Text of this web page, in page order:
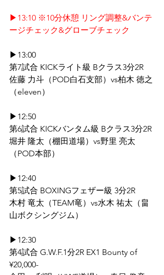
▶13:10 ※10分休憩 リング調整&バンテ
ージチェック&グローブチェック
▶13:00
第7試合 KICKライト級 Bクラス3分2R
佐藤 力斗（POD白石支部）vs柏木 徳之
（eleven）
▶12:50
第6試合 KICKバンタム級 Bクラス3分2R
堀井 隆太（棚田道場）vs野里 亮太
（POD本部）
▶12:40
第5試合 BOXINGフェザー級 3分2R
木村 竜太（TEAM竜）vs水木 祐太（畠
山ボクシングジム）
▶12:30
第4試合 G.W.F.1分2R EX1 Bounty of
¥20,000-